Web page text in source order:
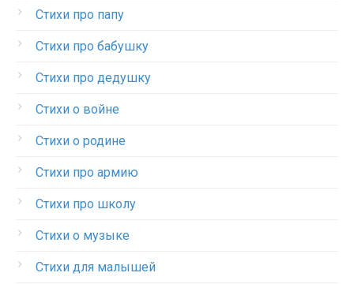
Стихи про папу
Стихи про бабушку
Стихи про дедушку
Стихи о войне
Стихи о родине
Стихи про армию
Стихи про школу
Стихи о музыке
Стихи для малышей